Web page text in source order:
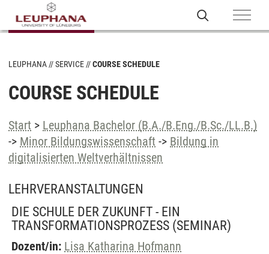
LEUPHANA SERVICE COURSE SCHEDULE
COURSE SCHEDULE
Start > Leuphana Bachelor (B.A./B.Eng./B.Sc./LL.B.)
-> Minor Bildungswissenschaft -> Bildung in
digitalisierten Weltverhältnissen
LEHRVERANSTALTUNGEN
DIE SCHULE DER ZUKUNFT - EIN
TRANSFORMATIONSPROZESS (SEMINAR)
Dozent/in: Lisa Katharina Hofmann